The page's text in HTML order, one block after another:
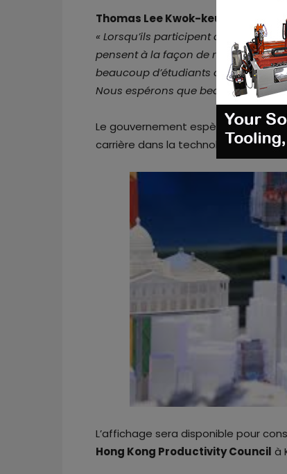
Thomas Lee Kwok-keung ,
« Lorsqu’ils participent à cette
pensent à la façon de redéfinir
beaucoup d’étudiants ont affirmé
Nous espérons que beaucoup
Le gouvernement espère que
carrière dans la technologie.
L’affichage sera disponible pour
Hong Kong Productivity Council à